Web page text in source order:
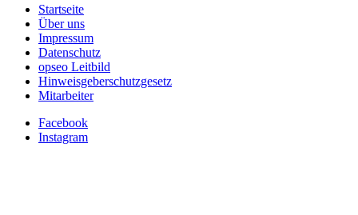
Startseite
Über uns
Impressum
Datenschutz
opseo Leitbild
Hinweisgeberschutzgesetz
Mitarbeiter
Facebook
Instagram